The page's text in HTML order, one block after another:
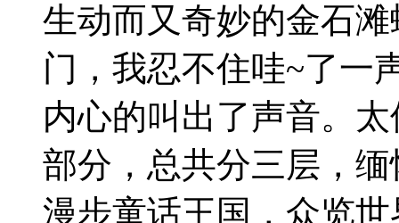
生动而又奇妙的金石
门，我忍不住哇~了一
内心的叫出了声音。
部分，总共分三层，
漫步童话王国，众览